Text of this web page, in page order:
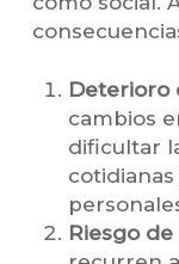
Deterioro
cambios
dificultar
Riesgo